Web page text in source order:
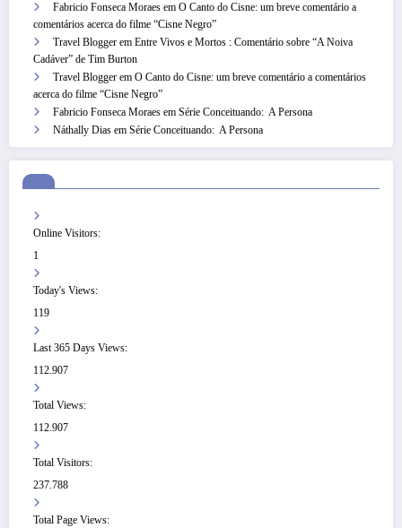
Fabricio Fonseca Moraes em O Canto do Cisne: um breve comentário a
comentários acerca do filme “Cisne Negro”
Travel Blogger em Entre Vivos e Mortos : Comentário sobre “A Noiva
Cadáver” de Tim Burton
Travel Blogger em O Canto do Cisne: um breve comentário a comentários
acerca do filme “Cisne Negro”
Fabricio Fonseca Moraes em Série Conceituando: A Persona
Náthally Dias em Série Conceituando: A Persona
Online Visitors:
1
Today's Views:
119
Last 365 Days Views:
112.907
Total Views:
112.907
Total Visitors:
237.788
Total Page Views: